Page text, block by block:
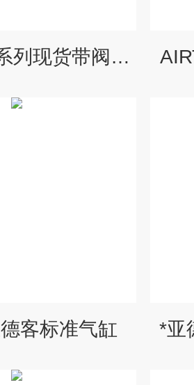
亚德客SCF系列现货带阀气缸
客标准气缸 *亚